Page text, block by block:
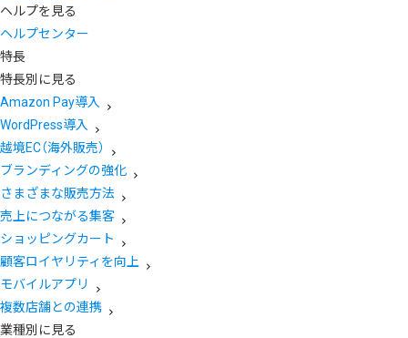
ヘルプを見る
ヘルプセンター
特長
特長別に見る
Amazon Pay導入
WordPress導入
越境EC（海外販売）
ブランディングの強化
さまざまな販売方法
売上につながる集客
ショッピングカート
顧客ロイヤリティを向上
モバイルアプリ
複数店舗との連携
業種別に見る